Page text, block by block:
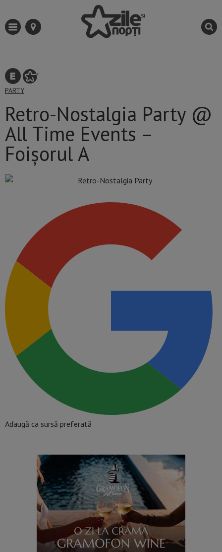
PARTY
Retro-Nostalgia Party @
All Time Events –
Foișorul A
Adaugă ca sursă preferată